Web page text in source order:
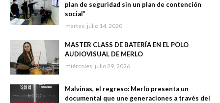
plan de seguridad sin un plan de contención
social”
martes, julio 14, 2020
MASTER CLASS DE BATERÍA EN EL POLO
AUDIOVISUAL DE MERLO
miércoles, julio 29, 2026
Malvinas, el regreso: Merlo presenta un
documental que une generaciones a través del